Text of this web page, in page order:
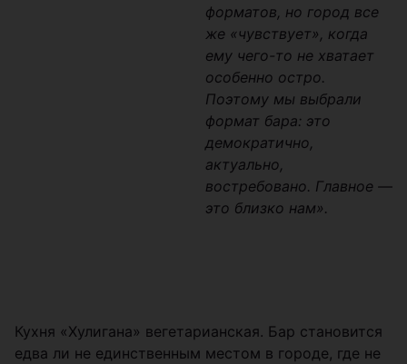
форматов, но город все
же «чувствует», когда
ему чего-то не хватает
особенно остро.
Поэтому мы выбрали
формат бара: это
демократично,
актуально,
востребовано. Главное —
это близко нам».
Кухня «Хулигана» вегетарианская. Бар становится
едва ли не единственным местом в городе, где не